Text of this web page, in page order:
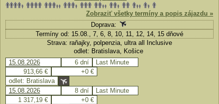
Zobraziť všetky termíny a popis zájazdu »
Doprava:
Termíny od: 15.08., 7, 6, 8, 10, 11, 12, 14, 15 dňové
Strava: raňajky, polpenzia, ultra all Inclusive
odlet: Bratislava, Košice
15.08.2026
6 dní
Last Minute
913,66 €
+0 €
odlet: Bratislava
15.08.2026
8 dní
Last Minute
1 317,19 €
+0 €